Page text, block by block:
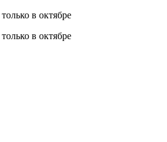
только в октябре
только в октябре